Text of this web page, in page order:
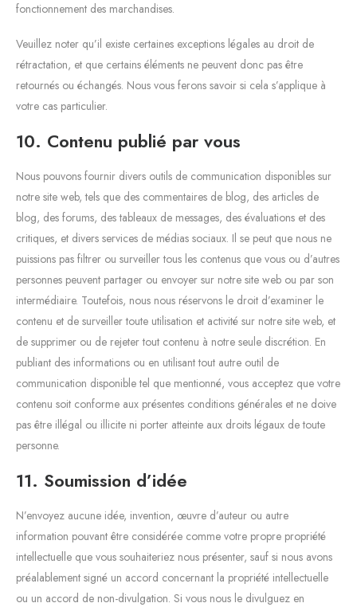
fonctionnement des marchandises.
Veuillez noter qu’il existe certaines exceptions légales au droit de
rétractation, et que certains éléments ne peuvent donc pas être
retournés ou échangés. Nous vous ferons savoir si cela s’applique à
votre cas particulier.
10. Contenu publié par vous
Nous pouvons fournir divers outils de communication disponibles sur
notre site web, tels que des commentaires de blog, des articles de
blog, des forums, des tableaux de messages, des évaluations et des
critiques, et divers services de médias sociaux. Il se peut que nous ne
puissions pas filtrer ou surveiller tous les contenus que vous ou d’autres
personnes peuvent partager ou envoyer sur notre site web ou par son
intermédiaire. Toutefois, nous nous réservons le droit d’examiner le
contenu et de surveiller toute utilisation et activité sur notre site web, et
de supprimer ou de rejeter tout contenu à notre seule discrétion. En
publiant des informations ou en utilisant tout autre outil de
communication disponible tel que mentionné, vous acceptez que votre
contenu soit conforme aux présentes conditions générales et ne doive
pas être illégal ou illicite ni porter atteinte aux droits légaux de toute
personne.
11. Soumission d’idée
N’envoyez aucune idée, invention, œuvre d’auteur ou autre
information pouvant être considérée comme votre propre propriété
intellectuelle que vous souhaiteriez nous présenter, sauf si nous avons
préalablement signé un accord concernant la propriété intellectuelle
ou un accord de non-divulgation. Si vous nous le divulguez en